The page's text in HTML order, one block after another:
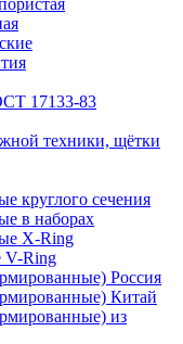
17133-83
техники, щётки
круглого сечения
в наборах
Х-Ring
V-Ring
Россия
Китай
из